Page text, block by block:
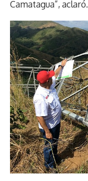
Camatagua”, aclaró.